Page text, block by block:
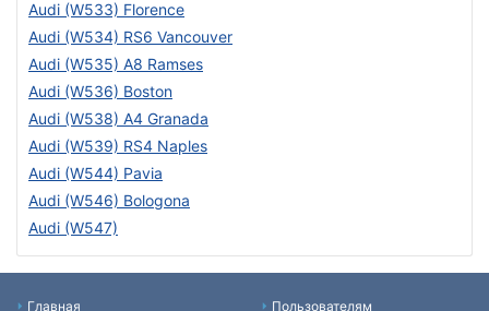
Audi (W533) Florence
Audi (W534) RS6 Vancouver
Audi (W535) A8 Ramses
Audi (W536) Boston
Audi (W538) A4 Granada
Audi (W539) RS4 Naples
Audi (W544) Pavia
Audi (W546) Bologona
Audi (W547)
Главная
Пользователям